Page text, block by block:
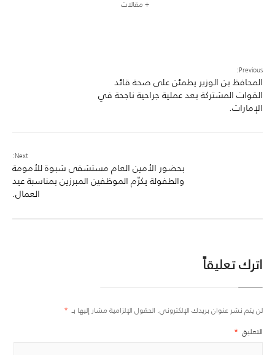
+ مقالات
Previous:
المحافظ بن الوزير يطمئن على صحة قائد
القوات المشتركة بعد عملية جراحية ناجحة في
الإمارات.
Next:
بحضور الأمين العام مستشفى شبوة للأمومة
والطفولة يكرّم الموظفين المبرزين بمناسبة عيد
العمال.
اترك تعليقاً
لن يتم نشر عنوان بريدك الإلكتروني. الحقول الإلزامية مشار إليها بـ *
التعليق *